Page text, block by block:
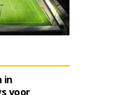
in
voor